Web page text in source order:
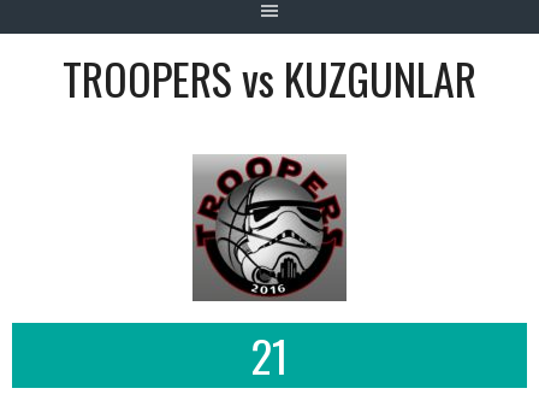
TROOPERS vs KUZGUNLAR
21